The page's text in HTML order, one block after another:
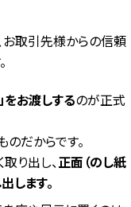
お取引先様からの信頼
をお渡しするのが正式
だからです。
り出し、正面（のし紙
します。